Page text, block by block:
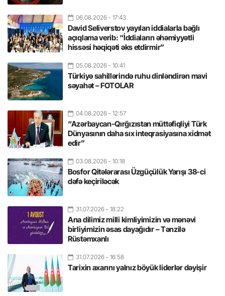
06.08.2026 - 17:43
David Seliverstov yayılan iddialarla bağlı
açıqlama verib: “İddiaların əhəmiyyətli
hissəsi həqiqəti əks etdirmir”
05.08.2026 - 10:41
Türkiyə sahillərində ruhu dinləndirən mavi
səyahət – FOTOLAR
04.08.2026 - 12:57
“Azərbaycan-Qırğızıstan müttəfiqliyi Türk
Dünyasının daha sıx inteqrasiyasına xidmət
edir”
03.08.2026 - 10:18
Bosfor Qitələrarası Üzgüçülük Yarışı 38-ci
dəfə keçiriləcək
31.07.2026 - 18:22
Ana dilimiz milli kimliyimizin və mənəvi
birliyimizin əsas dayağıdır – Tənzilə
Rüstəmxanlı
31.07.2026 - 16:58
Tarixin axarını yalnız böyük liderlər dəyişir